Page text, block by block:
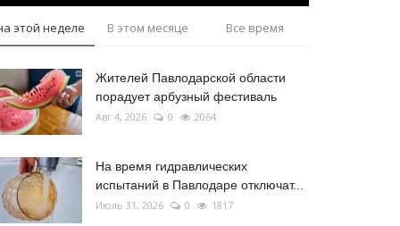
этой неделе В этом месяце Все время
Жителей Павлодарской области
порадует арбузный фестиваль
Авг 4, 2026 0 2064
На время гидравлических
испытаний в Павлодаре отключат...
Июль 31, 2026 0 1817